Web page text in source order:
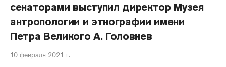
сенаторами выступил директор Музея
антропологии и этнографии имени
Петра Великого А. Головнев
10 февраля 2021 г.